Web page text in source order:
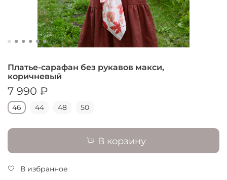
Платье-сарафан без рукавов макси,
коричневый
7 990 ₽
46 44 48 50
В корзину
В избранное